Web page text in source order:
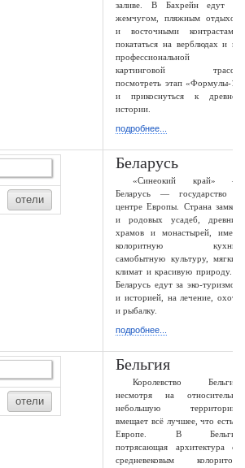
заливе. В Бахрейн едут за
жемчугом, пляжным отдыхом
и восточными контрастами,
покататься на верблюдах и на
профессиональной
картинговой трассе,
посмотреть этап «Формулы-1»
и прикоснуться к древней
истории.
подробнее...
отели
Беларусь
«Синеокий край» —
Беларусь — государство в
центре Европы. Страна замков
и родовых усадеб, древних
храмов и монастырей, имеет
колоритную кухню,
самобытную культуру, мягкий
климат и красивую природу. В
Беларусь едут за эко-туризмом
и историей, на лечение, охоту
и рыбалку.
подробнее...
отели
Бельгия
Королевство Бельгия,
несмотря на относительно
небольшую территорию,
вмещает всё лучшее, что есть в
Европе. В Бельгии
потрясающая архитектура со
средневековым колоритом,